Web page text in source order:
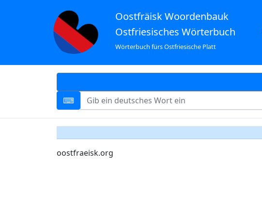
Oostfräisk Woordenbauk
Ostfriesisches Wörterbuch
Wörterbuch fürs Ostfriesische Platt
oostfraeisk.org